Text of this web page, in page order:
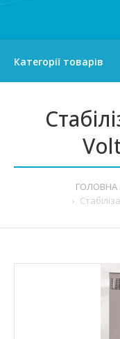
Категорії товарів
ГОЛОВНА